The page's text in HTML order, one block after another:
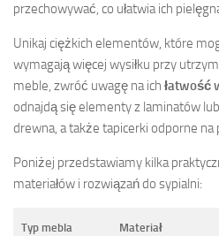
przechowywać, co ułatwia ich
Unikaj ciężkich elementów, które
wymagają więcej wysiłku przy
meble, zwróć uwagę na ich łatwość
odnajdą się elementy z laminatów
drewna, a także tapicerki odporne na
Poniżej przedstawiamy kilka
materiałów i rozwiązań do sypialni:
Typ mebla Materiał